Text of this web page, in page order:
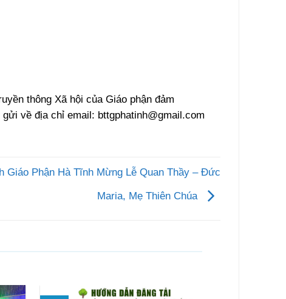
thông Xã hội của Giáo phận đảm
về địa chỉ email: bttgphatinh@gmail.com
Giáo Phận Hà Tĩnh Mừng Lễ Quan Thầy – Đức
Maria, Mẹ Thiên Chúa